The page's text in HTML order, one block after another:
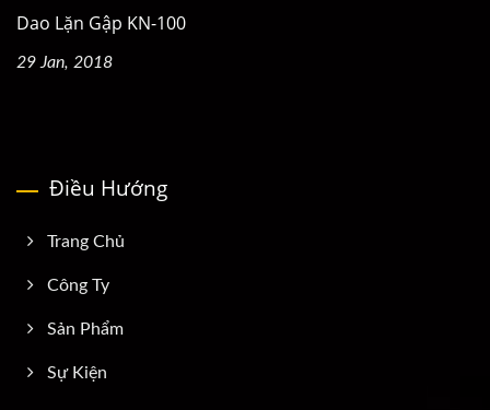
Dao Lặn Gập KN-100
29 Jan, 2018
Điều Hướng
Trang Chủ
Công Ty
Sản Phẩm
Sự Kiện